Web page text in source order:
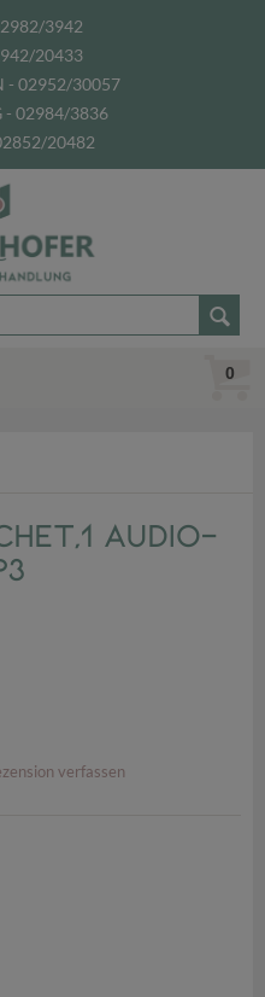
3942
20433
- 02952/30057
- 02984/3836
20482
0
Audio-
verfassen